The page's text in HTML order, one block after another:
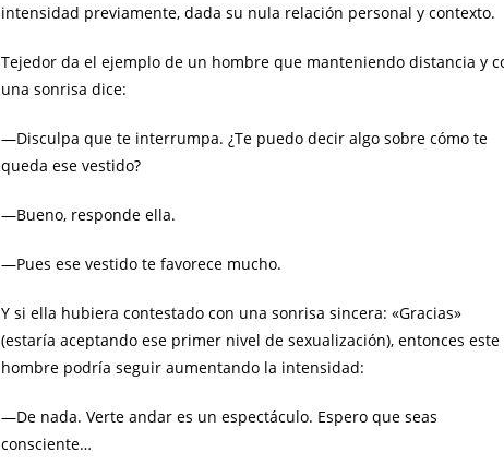
intensidad previamente, dada su nula relación personal y contexto.
Tejedor da el ejemplo de un hombre que manteniendo distancia y
una sonrisa dice:
—Disculpa que te interrumpa. ¿Te puedo decir algo sobre cómo te
queda ese vestido?
—Bueno, responde ella.
—Pues ese vestido te favorece mucho.
Y si ella hubiera contestado con una sonrisa sincera: «Gracias»
(estaría aceptando ese primer nivel de sexualización), entonces este
hombre podría seguir aumentando la intensidad:
—De nada. Verte andar es un espectáculo. Espero que seas
consciente…